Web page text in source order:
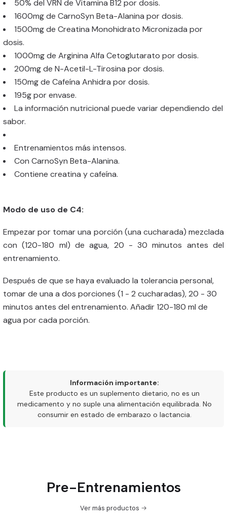
50% del VRN de Vitamina B12 por dosis.
1600mg de CarnoSyn Beta-Alanina por dosis.
1500mg de Creatina Monohidrato Micronizada por
dosis.
1000mg de Arginina Alfa Cetoglutarato por dosis.
200mg de N-Acetil-L-Tirosina por dosis.
150mg de Cafeína Anhidra por dosis.
195g por envase.
La información nutricional puede variar dependiendo del
sabor.
Entrenamientos más intensos.
Con CarnoSyn Beta-Alanina.
Contiene creatina y cafeína.
Modo de uso de C4:
Empezar por tomar una porción (una cucharada) mezclada
con (120-180 ml) de agua, 20 - 30 minutos antes del
entrenamiento.
Después de que se haya evaluado la tolerancia personal,
tomar de una a dos porciones (1 - 2 cucharadas), 20 - 30
minutos antes del entrenamiento. Añadir 120-180 ml de
agua por cada porción.
Información importante:
Este producto es un suplemento dietario, no es un
medicamento y no suple una alimentación equilibrada. No
consumir en estado de embarazo o lactancia.
Pre-Entrenamientos
Ver más productos